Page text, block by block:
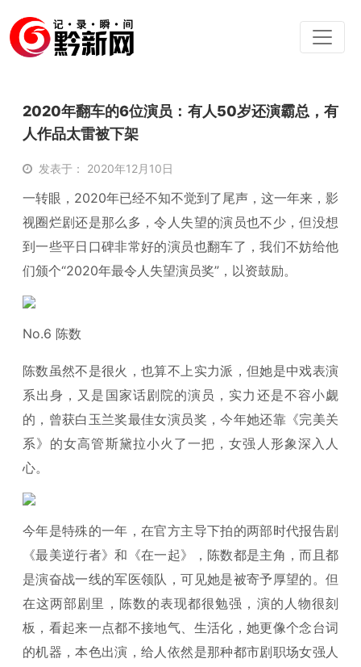
2020年翻车的6位演员：有人50岁还演霸总，有
人作品太雷被下架
发表于： 2020年12月10日
一转眼，2020年已经不知不觉到了尾声，这一年来，影
视圈烂剧还是那么多，令人失望的演员也不少，但没想
到一些平日口碑非常好的演员也翻车了，我们不妨给他
们颁个“2020年最令人失望演员奖”，以资鼓励。
No.6 陈数
陈数虽然不是很火，也算不上实力派，但她是中戏表演
系出身，又是国家话剧院的演员，实力还是不容小觑
的，曾获白玉兰奖最佳女演员奖，今年她还靠《完美关
系》的女高管斯黛拉小火了一把，女强人形象深入人
心。
今年是特殊的一年，在官方主导下拍的两部时代报告剧
《最美逆行者》和《在一起》，陈数都是主角，而且都
是演奋战一线的军医领队，可见她是被寄予厚望的。但
在这两部剧里，陈数的表现都很勉强，演的人物很刻
板，看起来一点都不接地气、生活化，她更像个念台词
的机器，本色出演，给人依然是那种都市剧职场女强人